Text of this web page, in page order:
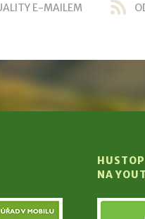
E-MAILEM
NA